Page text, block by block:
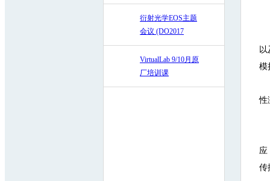
衍射光学EOS主题
会议 (DO2017
VirtualLab 9/10月原
厂培训课
以
模
性
应
传